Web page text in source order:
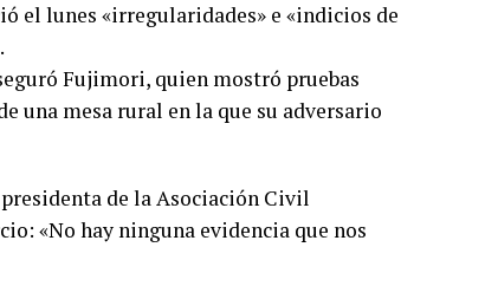
el lunes «irregularidades» e «indicios de
Fujimori, quien mostró pruebas
una mesa rural en la que su adversario
de la Asociación Civil
«No hay ninguna evidencia que nos